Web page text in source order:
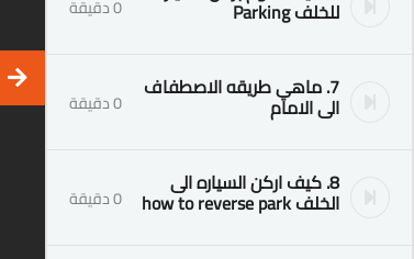
للخلف Parking 0 دقيقة
7. ماهي طريقه الاصطفاف
الى الامام 0 دقيقة
8. كيف اركن السياره الى
الخلف how to reverse park 0 دقيقة